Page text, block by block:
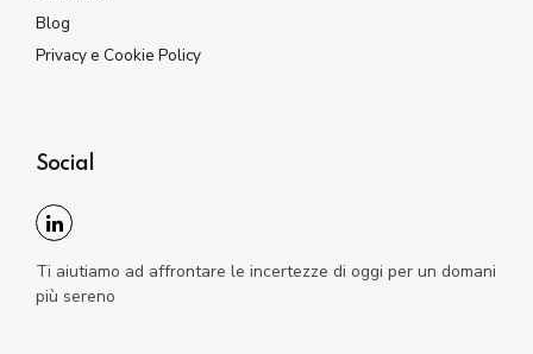
Blog
Privacy e Cookie Policy
Social
Ti aiutiamo ad affrontare le incertezze di oggi per un domani
più sereno